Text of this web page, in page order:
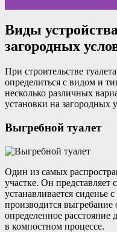
Виды
загородных
При строительстве
определиться с видом и
несколько различных
установки на загородных
Выгребной туалет
Один из самых
участке. Он представляет
устанавливается сиденье
производится выгребание
определенное расстояние
в компостном процессе.